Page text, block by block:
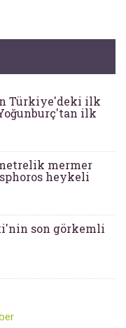
Türkiye'deki ilk
ilk
mermer
heykeli
son görkemli